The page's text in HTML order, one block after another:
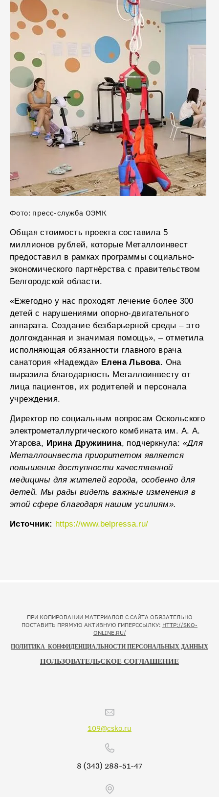
Фото: пресс-служба ОЭМК
Общая стоимость проекта составила 5
миллионов рублей, которые Металлоинвест
предоставил в рамках программы социально-
экономического партнёрства с правительством
Белгородской области.
«Ежегодно у нас проходят лечение более 300
детей с нарушениями опорно-двигательного
аппарата. Создание безбарьерной среды – это
долгожданная и значимая помощь», – отметила
исполняющая обязанности главного врача
санатория «Надежда» Елена Львова. Она
выразила благодарность Металлоинвесту от
лица пациентов, их родителей и персонала
учреждения.
Директор по социальным вопросам Оскольского
электрометаллургического комбината им. А. А.
Угарова, Ирина Дружинина, подчеркнула: «Для
Металлоинвеста приоритетом является
повышение доступности качественной
медицины для жителей города, особенно для
детей. Мы рады видеть важные изменения в
этой сфере благодаря нашим усилиям».
Источник: https://www.belpressa.ru/
ПРИ КОПИРОВАНИИ МАТЕРИАЛОВ С САЙТА ОБЯЗАТЕЛЬНО
ПОСТАВИТЬ ПРЯМУЮ АКТИВНУЮ ГИПЕРССЫЛКУ: HTTP://SKO-
ONLINE.RU/
ПОЛИТИКА КОНФИДЕНЦИАЛЬНОСТИ ПЕРСОНАЛЬНЫХ ДАННЫХ
ПОЛЬЗОВАТЕЛЬСКОЕ СОГЛАШЕНИЕ
109@csko.ru
8 (343) 288-51-47